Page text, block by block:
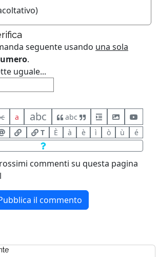
seguente usando una sola
.
uguale...
a abc
abc
T
È à è ì ò ù é
commenti su questa pagina